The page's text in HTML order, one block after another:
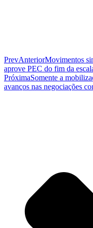
PrevAnteriorMovimentos
aprove PEC do fim da
PróximaSomente a
avanços nas negociações